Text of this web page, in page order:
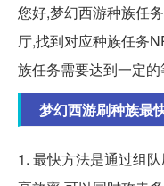
您好,梦幻西游种族任
厅,找到对应种族任务
族任务需要达到一定
梦幻西游刷种族最
1. 最快方法是通过组